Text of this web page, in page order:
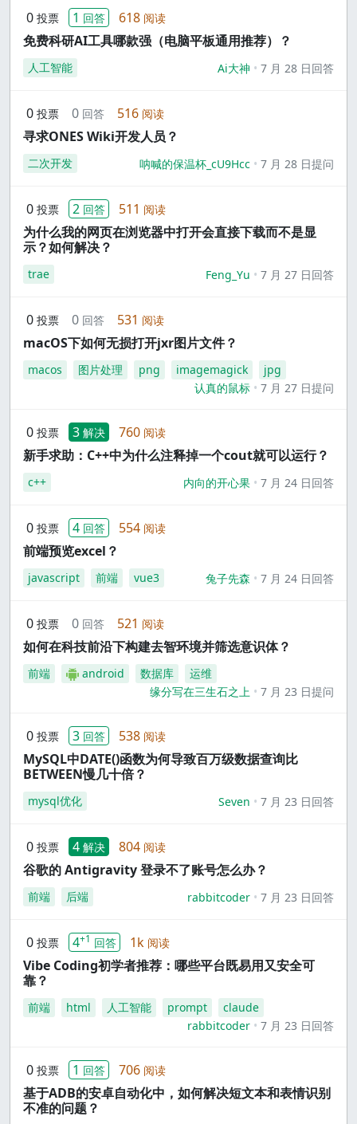
0 投票 1 回答 618 阅读
免费科研AI工具哪款强（电脑平板通用推荐）？
人工智能 Ai大神 7 月 28 日回答
0 投票 0 回答 516 阅读
寻求ONES Wiki开发人员？
二次开发 呐喊的保温杯_cU9Hcc 7 月 28 日提问
0 投票 2 回答 511 阅读
为什么我的网页在浏览器中打开会直接下载而不是显
示？如何解决？
trae Feng_Yu 7 月 27 日回答
0 投票 0 回答 531 阅读
macOS下如何无损打开jxr图片文件？
macos 图片处理 png imagemagick
jpg
认真的鼠标
7 月 27 日提问
0 投票 3 解决 760 阅读
新手求助：C++中为什么注释掉一个cout就可以运行？
c++ 内向的开心果 7 月 24 日回答
0 投票 4 回答 554 阅读
前端预览excel？
javascript 前端 vue3 兔子先森 7 月 24 日回答
0 投票 0 回答 521 阅读
如何在科技前沿下构建去智环境并筛选意识体？
前端 android 数据库
运维
缘分写在三生石之上
7 月 23 日提问
0 投票 3 回答 538 阅读
MySQL中DATE()函数为何导致百万级数据查询比
BETWEEN慢几十倍？
mysql优化 Seven 7 月 23 日回答
0 投票 4 解决 804 阅读
谷歌的 Antigravity 登录不了账号怎么办？
前端 后端 rabbitcoder 7 月 23 日回答
0 投票 4+1 回答 1k 阅读
Vibe Coding初学者推荐：哪些平台既易用又安全可
靠？
前端 html 人工智能 prompt
claude
rabbitcoder
7 月 23 日回答
0 投票 1 回答 706 阅读
基于ADB的安卓自动化中，如何解决短文本和表情识别
不准的问题？